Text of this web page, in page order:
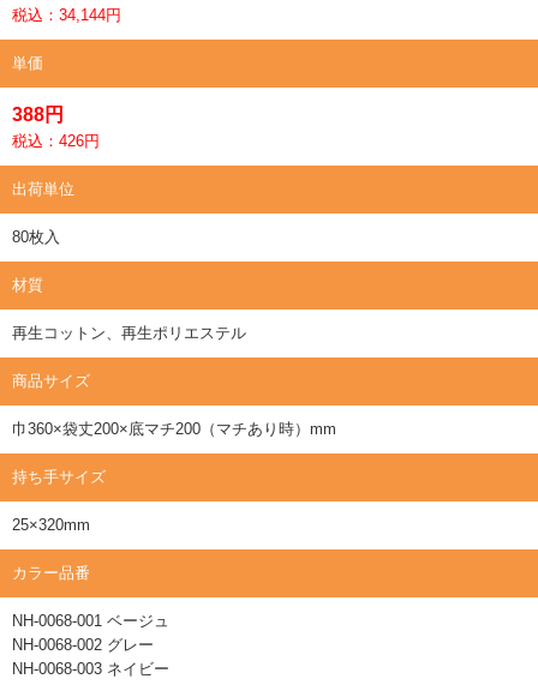
税込：34,144円
単価
388円
税込：426円
出荷単位
80枚入
材質
再生コットン、再生ポリエステル
商品サイズ
巾360×袋丈200×底マチ200（マチあり時）mm
持ち手サイズ
25×320mm
カラー品番
NH-0068-001 ベージュ
NH-0068-002 グレー
NH-0068-003 ネイビー